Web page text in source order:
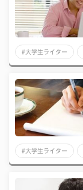
#大学生ライター
#大学生ライター